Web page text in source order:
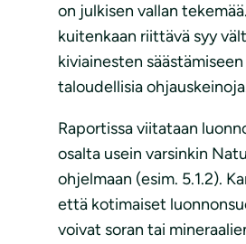
on julkisen vallan
kuitenkaan riittävä syy
kiviainesten
taloudellisia
Raportissa viitataan
osalta usein varsinkin
ohjelmaan (esim. 5.1.2).
että kotimaiset
voivat soran tai